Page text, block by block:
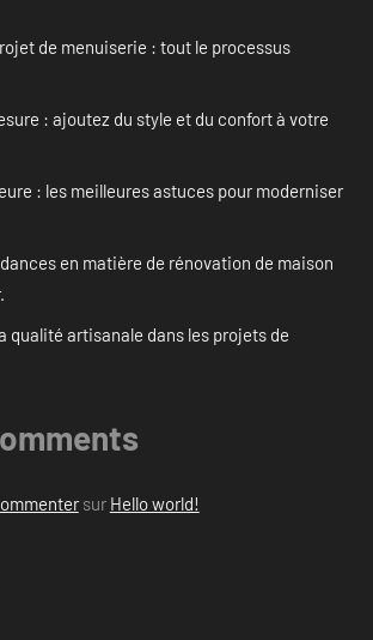
de menuiserie : tout le processus
: ajoutez du style et du confort à votre
: les meilleures astuces pour moderniser
en matière de rénovation de maison
qualité artisanale dans les projets de
sur Hello world!